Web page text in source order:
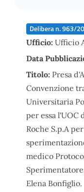
Delibera n. 963/
Ufficio: Ufficio
Data
Titolo: Presa
Convenzione
Universitaria
per essa l'UOC
Roche S.p.A
medico
Elena Bonfiglio.